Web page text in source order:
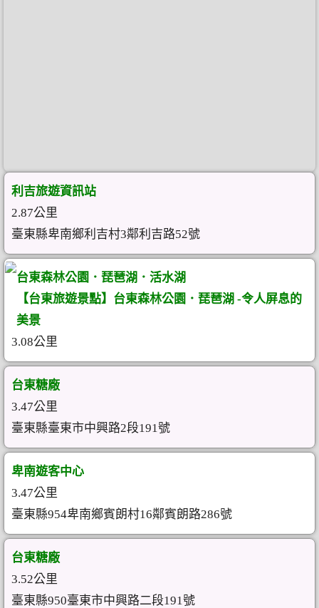
利吉旅遊資訊站
2.87公里
臺東縣卑南鄉利吉村3鄰利吉路52號
台東森林公園．琵琶湖．活水湖
【台東旅遊景點】台東森林公園．琵琶湖 -令人屏息的
美景
3.08公里
台東糖廠
3.47公里
臺東縣臺東市中興路2段191號
卑南遊客中心
3.47公里
臺東縣954卑南鄉賓朗村16鄰賓朗路286號
台東糖廠
3.52公里
臺東縣950臺東市中興路二段191號